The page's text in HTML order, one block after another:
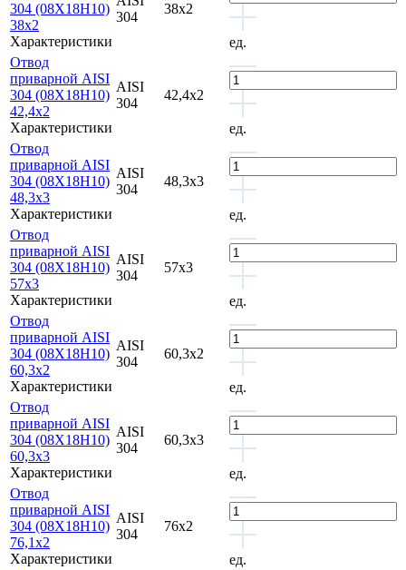
304 (08Х18Н10)
38х2
Характеристики
304
38х2
ед.
Отвод
приварной AISI
304 (08Х18Н10)
42,4х2
Характеристики
AISI
304
42,4х2
ед.
Отвод
приварной AISI
304 (08Х18Н10)
48,3х3
Характеристики
AISI
304
48,3х3
ед.
Отвод
приварной AISI
304 (08Х18Н10)
57х3
Характеристики
AISI
304
57х3
ед.
Отвод
приварной AISI
304 (08Х18Н10)
60,3х2
Характеристики
AISI
304
60,3х2
ед.
Отвод
приварной AISI
304 (08Х18Н10)
60,3х3
Характеристики
AISI
304
60,3х3
ед.
Отвод
приварной AISI
304 (08Х18Н10)
76,1х2
Характеристики
AISI
304
76х2
ед.